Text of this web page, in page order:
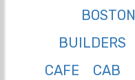
BOSTON
BUILDERS
CAB
CAFE